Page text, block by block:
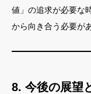
値」の追求が必要な
から向き合う必要が
8. 今後の展望